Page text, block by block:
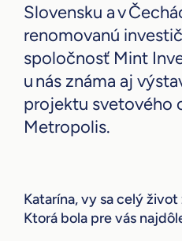
Slovensku a v
renomovanú
spoločnosť Mint
u nás známa aj
projektu svetového
Metropolis.
Katarína, vy sa celý
Ktorá bola pre vás